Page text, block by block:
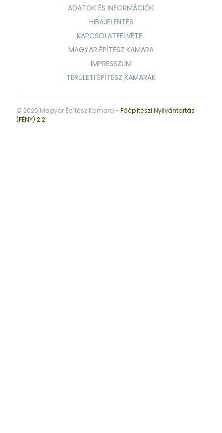
ADATOK ÉS INFORMÁCIÓK
HIBAJELENTÉS
KAPCSOLATFELVÉTEL
MAGYAR ÉPÍTÉSZ KAMARA
IMPRESSZUM
TERÜLETI ÉPÍTÉSZ KAMARÁK
© 2026 Magyar Építész Kamara - Főépítészi Nyilvántartás
(FÉNY) 2.2